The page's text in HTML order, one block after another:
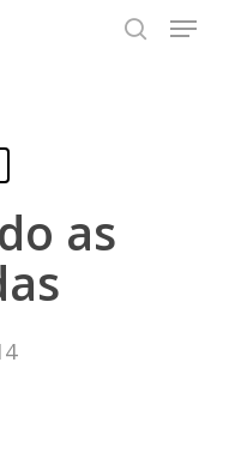
Menu
as